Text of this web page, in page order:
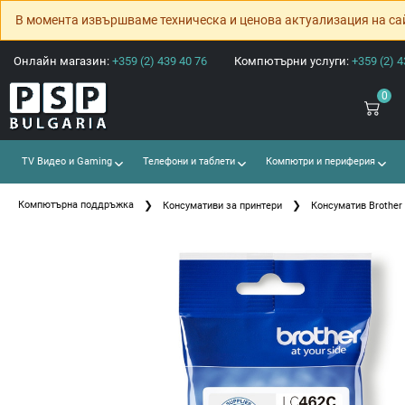
В момента извършваме техническа и ценова актуализация на
Онлайн магазин: +359 (2) 439 40 76 Компютърни услуги: +359 (2)
0
TV Видео и Gaming Телефони и таблети Компютри и периферия
Компютърна поддръжка Консумативи за принтери Консуматив